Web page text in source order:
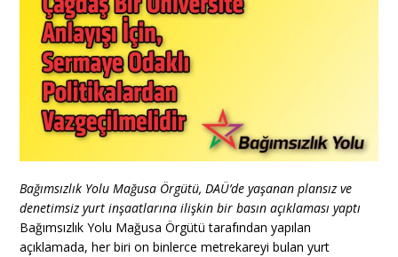
Bağımsızlık Yolu Mağusa Örgütü, DAÜ’de yaşanan plansız ve
denetimsiz yurt inşaatlarına ilişkin bir basın açıklaması yaptı
Bağımsızlık Yolu Mağusa Örgütü tarafından yapılan
açıklamada, her biri on binlerce metrekareyi bulan yurt